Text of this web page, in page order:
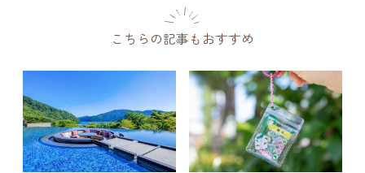
こちらの記事もおすすめ